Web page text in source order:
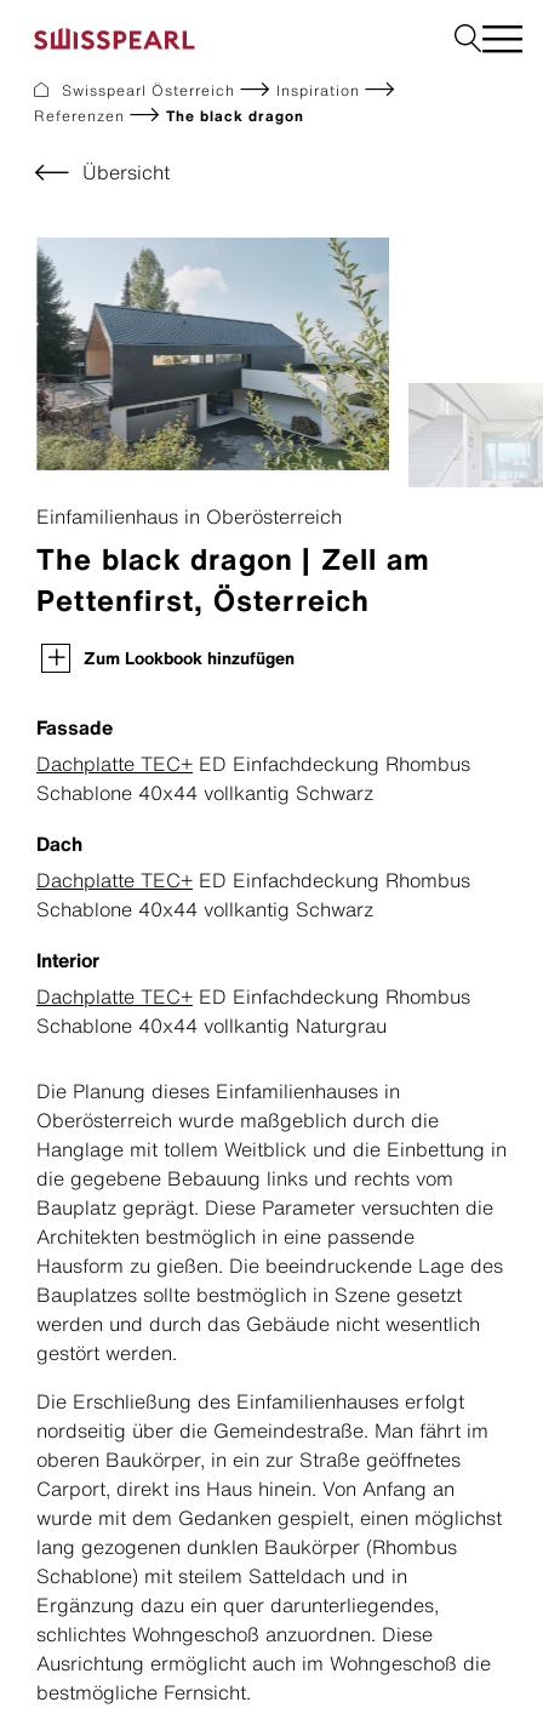
Service
Über uns
Inspiration
Dach zurück-Aktion
Nachhaltigkeit
Dach
Fassade
Solar
Garten
Fachbetrieb finden
Swisspearl Österreich
Inspiration
Referenzen
The black dragon
Übersicht
Einfamilienhaus in Oberösterreich
The black dragon | Zell am
Pettenfirst, Österreich
Zum Lookbook hinzufügen
Fassade
Dachplatte TEC+ ED Einfachdeckung Rhombus
Schablone 40x44 vollkantig Schwarz
Dach
Dachplatte TEC+ ED Einfachdeckung Rhombus
Schablone 40x44 vollkantig Schwarz
Interior
Dachplatte TEC+ ED Einfachdeckung Rhombus
Schablone 40x44 vollkantig Naturgrau
Die Planung dieses Einfamilienhauses in
Oberösterreich wurde maßgeblich durch die
Hanglage mit tollem Weitblick und die Einbettung in
die gegebene Bebauung links und rechts vom
Bauplatz geprägt. Diese Parameter versuchten die
Architekten bestmöglich in eine passende
Hausform zu gießen. Die beeindruckende Lage des
Bauplatzes sollte bestmöglich in Szene gesetzt
werden und durch das Gebäude nicht wesentlich
gestört werden.
Die Erschließung des Einfamilienhauses erfolgt
nordseitig über die Gemeindestraße. Man fährt im
oberen Baukörper, in ein zur Straße geöffnetes
Carport, direkt ins Haus hinein. Von Anfang an
wurde mit dem Gedanken gespielt, einen möglichst
lang gezogenen dunklen Baukörper (Rhombus
Schablone) mit steilem Satteldach und in
Ergänzung dazu ein quer darunterliegendes,
schlichtes Wohngeschoß anzuordnen. Diese
Ausrichtung ermöglicht auch im Wohngeschoß die
bestmögliche Fernsicht.